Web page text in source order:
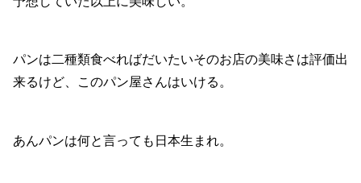
パンは二種類食べればだいたいそのお店の美味さは評価出
来るけど、このパン屋さんはいける。
あんパンは何と言っても日本生まれ。